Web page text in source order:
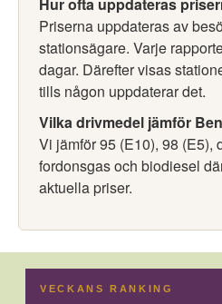
Priserna uppdateras av
stationsägare. Varje
dagar. Därefter visas
tills någon uppdaterar det.
Vilka drivmedel jämför
Vi jämför 95 (E10), 98 (E5),
fordonsgas och biodiesel
aktuella priser.
VECKANS RANKING